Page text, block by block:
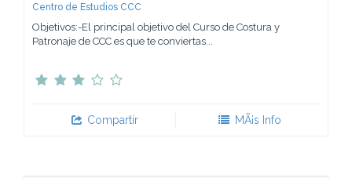
Centro de Estudios CCC
Objetivos:-El principal objetivo del Curso de Costura y
Patronaje de CCC es que te conviertas...
Compartir MÃ¡s Info